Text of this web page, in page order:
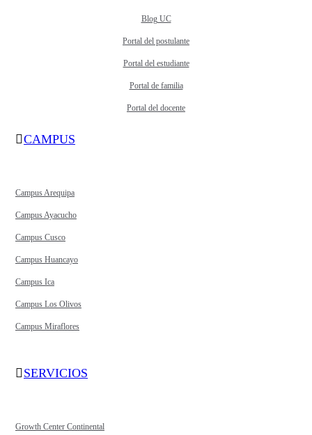
Blog UC
Portal del postulante
Portal del estudiante
Portal de familia
Portal del docente
CAMPUS
Campus Arequipa
Campus Ayacucho
Campus Cusco
Campus Huancayo
Campus Ica
Campus Los Olivos
Campus Miraflores
SERVICIOS
Growth Center Continental